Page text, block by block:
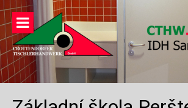
Přeskočit
na
obsah